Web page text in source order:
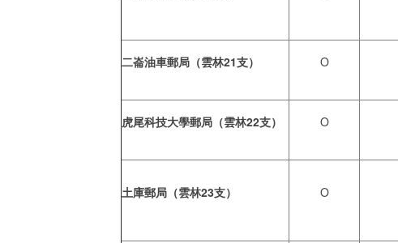
二崙油車郵局（雲林21支） O
虎尾科技大學郵局（雲林22支） O
土庫郵局（雲林23支） O